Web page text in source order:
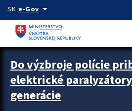
Preskocit na hlavný obsah
SK e-Govarrow_drop_down
Zastavit automatický posun upútavok
Do výzbroje polície
elektrické
generácie